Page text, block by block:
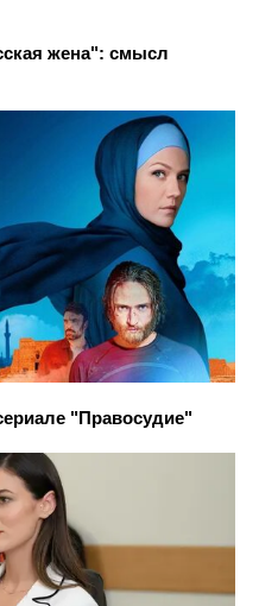
жена": смысл
"Правосудие"